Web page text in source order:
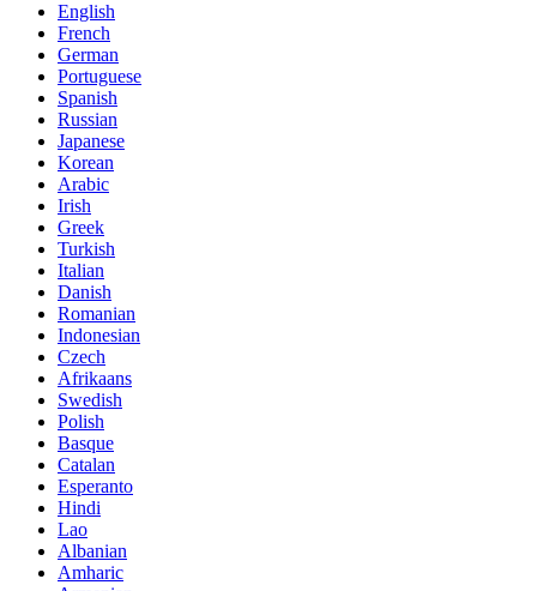
English
French
German
Portuguese
Spanish
Russian
Japanese
Korean
Arabic
Irish
Greek
Turkish
Italian
Danish
Romanian
Indonesian
Czech
Afrikaans
Swedish
Polish
Basque
Catalan
Esperanto
Hindi
Lao
Albanian
Amharic